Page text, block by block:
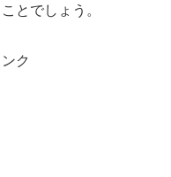
とでしょう。
ク